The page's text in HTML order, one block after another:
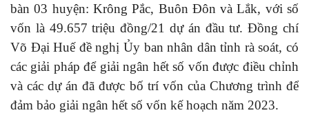
bàn 03 huyện: Krông Pắc, Buôn Đôn và Lắk, với số
vốn là 49.657 triệu đồng/21 dự án đầu tư. Đồng chí
Võ Đại Huế đề nghị Ủy ban nhân dân tỉnh rà soát, có
các giải pháp để giải ngân hết số vốn được điều chỉnh
và các dự án đã được bố trí vốn của Chương trình để
đảm bảo giải ngân hết số vốn kế hoạch năm 2023.